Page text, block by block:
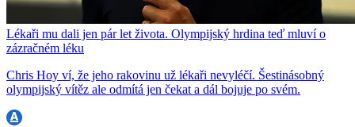
Lékaři mu dali jen pár let života. Olympijský hrdina teď mluví o
zázračném léku
Chris Hoy ví, že jeho rakovinu už lékaři nevyléčí. Šestinásobný
olympijský vítěz ale odmítá jen čekat a dál bojuje po svém.